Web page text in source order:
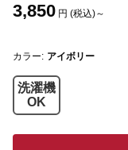
3,850 円 (税込)～
カラー: アイボリー
洗濯機
OK